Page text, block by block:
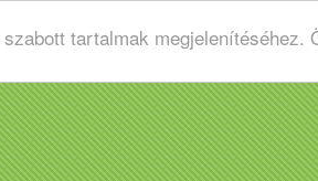
tartalmak megjelenítéséhez.